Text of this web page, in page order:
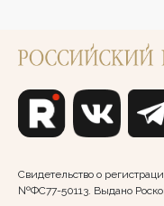
Свидетельство о
№ФС77-50113. Выдано